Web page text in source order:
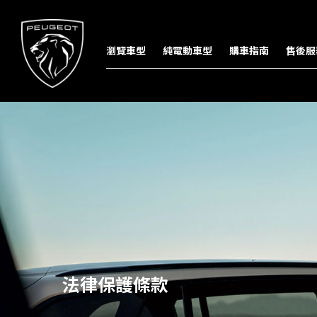
瀏覽車型 純電動車型 購車指南 售後
法律保護條款